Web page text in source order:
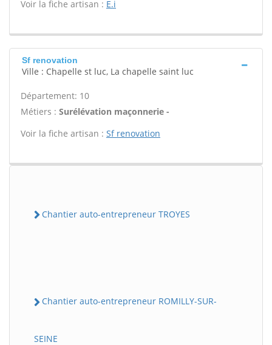
Voir la fiche artisan : E.i
Sf renovation
Ville : Chapelle st luc, La chapelle saint luc
Département: 10
Métiers : Surélévation maçonnerie -
Voir la fiche artisan : Sf renovation
Chantier auto-entrepreneur TROYES
Chantier auto-entrepreneur ROMILLY-SUR-
SEINE